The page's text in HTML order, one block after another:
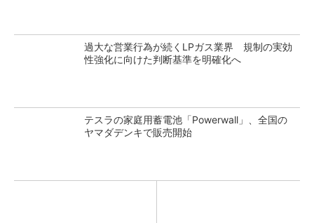
過大な営業行為が続くLPガス業界 規制の実効
性強化に向けた判断基準を明確化へ
テスラの家庭用蓄電池「Powerwall」、全国の
ヤマダデンキで販売開始